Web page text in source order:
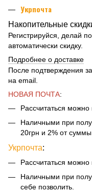
Укрпочта
Накопительные
Регистрируйся, делай
автоматически скидку.
Подробнее о доставке
После подтверждения
на email.
НОВАЯ ПОЧТА:
Рассчитаться
Наличными при
20грн и 2% от суммы
Укрпочта:
Рассчитаться
Наличными при
себе позволить.